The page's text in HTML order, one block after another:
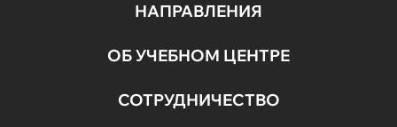
НАПРАВЛЕНИЯ
ОБ УЧЕБНОМ ЦЕНТРЕ
СОТРУДНИЧЕСТВО